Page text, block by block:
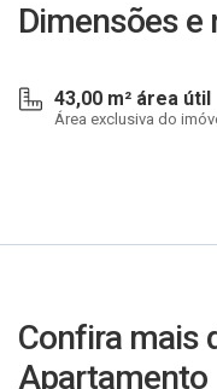
Dimensões e
43,00 m² área útil
Área exclusiva do
Confira mais
Apartamento